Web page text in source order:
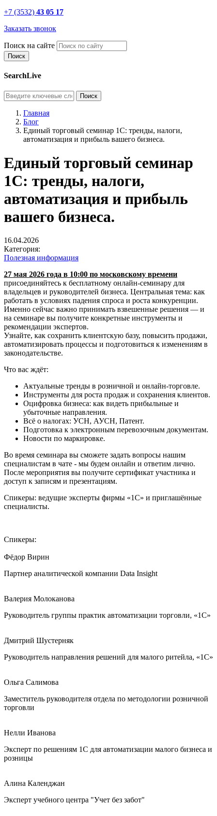
+7 (3532) 43 05 17
Заказать звонок
Поиск на сайте
SearchLive
Главная
Блог
Единый торговый семинар 1С: тренды, налоги,
автоматизация и прибыль вашего бизнеса.
Единый торговый семинар
1С: тренды, налоги,
автоматизация и прибыль
вашего бизнеса.
16.04.2026
Категория:
Полезная информация
27 мая 2026 года в 10:00 по московскому времени
присоединяйтесь к бесплатному онлайн-семинару для
владельцев и руководителей бизнеса. Центральная тема: как
работать в условиях падения спроса и роста конкуренции.
Именно сейчас важно принимать взвешенные решения — и
на семинаре вы получите конкретные инструменты и
рекомендации экспертов.
Узнайте, как сохранить клиентскую базу, повысить продажи,
автоматизировать процессы и подготовиться к изменениям в
законодательстве.
Что вас ждёт:
Актуальные тренды в розничной и онлайн-торговле.
Инструменты для роста продаж и сохранения клиентов.
Оцифровка бизнеса: как видеть прибыльные и
убыточные направления.
Всё о налогах: УСН, АУСН, Патент.
Подготовка к электронным перевозочным документам.
Новости по маркировке.
Во время семинара вы сможете задать вопросы нашим
специалистам в чате - мы будем онлайн и ответим лично.
После мероприятия вы получите сертификат участника и
доступ к записям и презентациям.
Спикеры: ведущие эксперты фирмы «1С» и приглашённые
специалисты.
Спикеры:
Фёдор Вирин
Партнер аналитической компании Data Insight
Валерия Молоканова
Руководитель группы практик автоматизации торговли, «1С»
Дмитрий Шустерняк
Руководитель направления решений для малого ритейла, «1С»
Ольга Салимова
Заместитель руководителя отдела по методологии розничной
торговли
Нелли Иванова
Эксперт по решениям 1С для автоматизации малого бизнеса и
розницы
Алина Календжан
Эксперт учебного центра "Учет без забот"